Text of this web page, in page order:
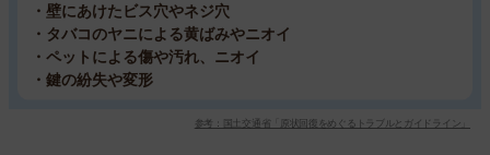
・壁にあけたビス穴やネジ穴
・タバコのヤニによる黄ばみやニオイ
・ペットによる傷や汚れ、ニオイ
・鍵の紛失や変形
参考：国土交通省「原状回復をめぐるトラブルとガイドライン」